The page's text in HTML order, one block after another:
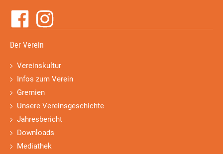
Der Verein
Vereinskultur
Infos zum Verein
Gremien
Unsere Vereinsgeschichte
Jahresbericht
Downloads
Mediathek